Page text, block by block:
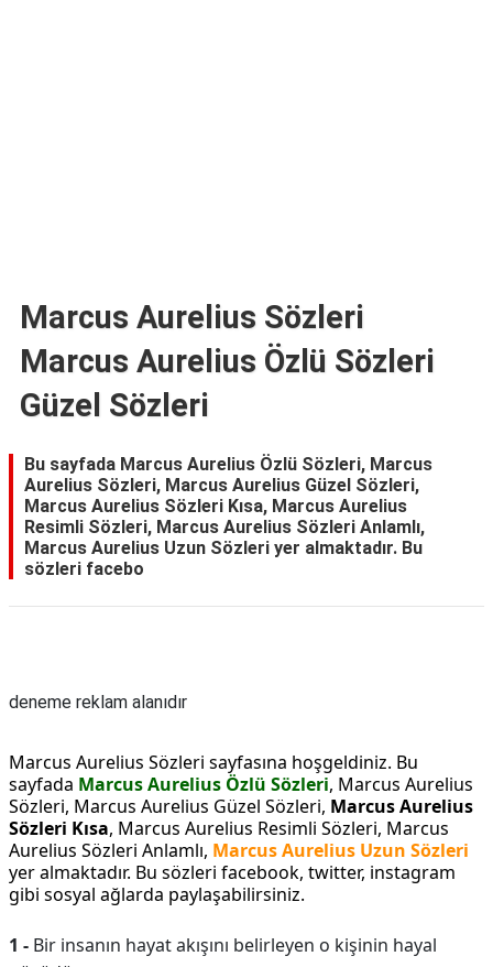
Marcus Aurelius Sözleri
Marcus Aurelius Özlü Sözleri
Güzel Sözleri
Bu sayfada Marcus Aurelius Özlü Sözleri, Marcus
Aurelius Sözleri, Marcus Aurelius Güzel Sözleri,
Marcus Aurelius Sözleri Kısa, Marcus Aurelius
Resimli Sözleri, Marcus Aurelius Sözleri Anlamlı,
Marcus Aurelius Uzun Sözleri yer almaktadır. Bu
sözleri facebo
deneme reklam alanıdır
Marcus Aurelius Sözleri sayfasına hoşgeldiniz. Bu
sayfada Marcus Aurelius Özlü Sözleri, Marcus Aurelius
Sözleri, Marcus Aurelius Güzel Sözleri, Marcus Aurelius
Sözleri Kısa, Marcus Aurelius Resimli Sözleri, Marcus
Aurelius Sözleri Anlamlı, Marcus Aurelius Uzun Sözleri
yer almaktadır. Bu sözleri facebook, twitter, instagram
gibi sosyal ağlarda paylaşabilirsiniz.
1 - Bir insanın hayat akışını belirleyen o kişinin hayal